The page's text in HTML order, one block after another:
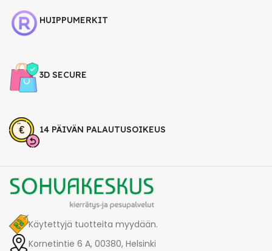
HUIPPUMERKIT
3D SECURE
14 PÄIVÄN PALAUTUSOIKEUS
Käytettyjä tuotteita myydään.
Kornetintie 6 A, 00380, Helsinki